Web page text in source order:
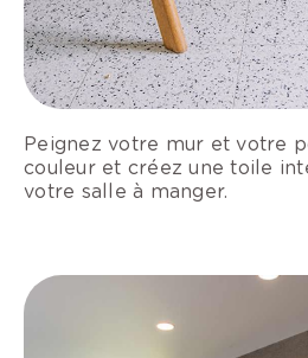
Peignez votre mur et votre
couleur et créez une toile
votre salle à manger.